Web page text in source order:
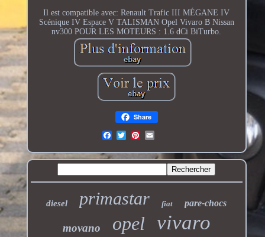
Il est compatible avec: Renault Trafic III MÉGANE IV
Scénique IV Espace V TALISMAN Opel Vivaro B Nissan
nv300 POUR LES MOTEURS : 1.6 dCi BiTurbo.
Share
diesel primastar fiat pare-chocs
movano opel vivaro